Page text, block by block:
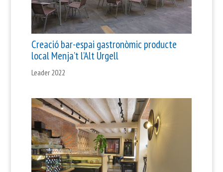
Creació bar-espai gastronòmic producte
local Menja’t l’Alt Urgell
Leader 2022